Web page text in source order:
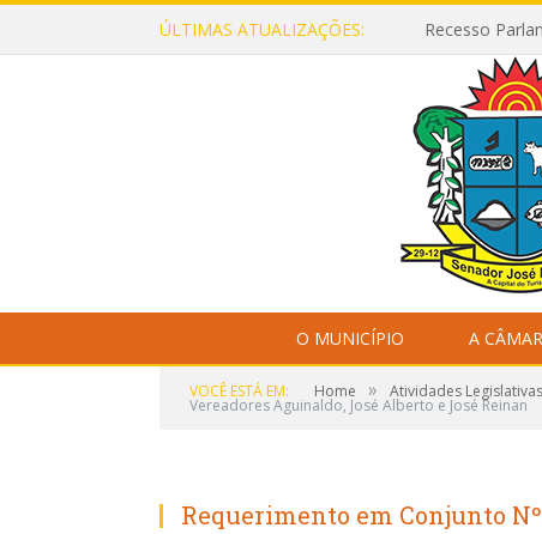
ÚLTIMAS ATUALIZAÇÕES: Recesso
O MUNICÍPIO A
VOCÊ ESTÁ EM: Home » Atividades Legislativas
Vereadores Aguinaldo, José Alberto e José Reinan
Requerimento em Conjunto